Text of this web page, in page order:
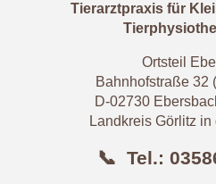
Tierarztpraxis für
Ortsteil
Bahnhofstraße 32
D-02730
Landkreis Görlitz
📞 Tel.: